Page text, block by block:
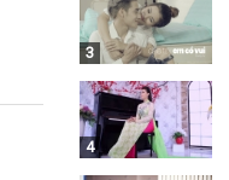
3
4